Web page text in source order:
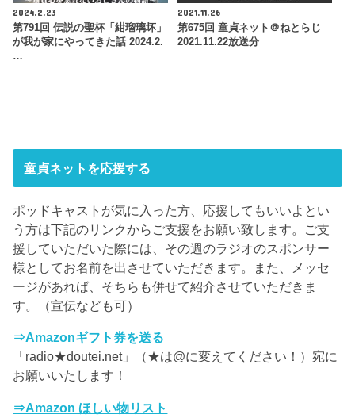
2024.2.23
第791回 伝説の聖杯「紺瑠璃坏」
が我が家にやってきた話 2024.2.
…
2021.11.26
第675回 童貞ネット＠ねとらじ
2021.11.22放送分
童貞ネットを応援する
ポッドキャストが気に入った方、応援してもいいよとい
う方は下記のリンクからご支援をお願い致します。ご支
援していただいた際には、その週のラジオのスポンサー
様としてお名前を出させていただきます。また、メッセ
ージがあれば、そちらも併せて紹介させていただきま
す。（宣伝なども可）
⇒Amazonギフト券を送る
「radio★doutei.net」（★は@に変えてください！）宛に
お願いいたします！
⇒Amazon ほしい物リスト